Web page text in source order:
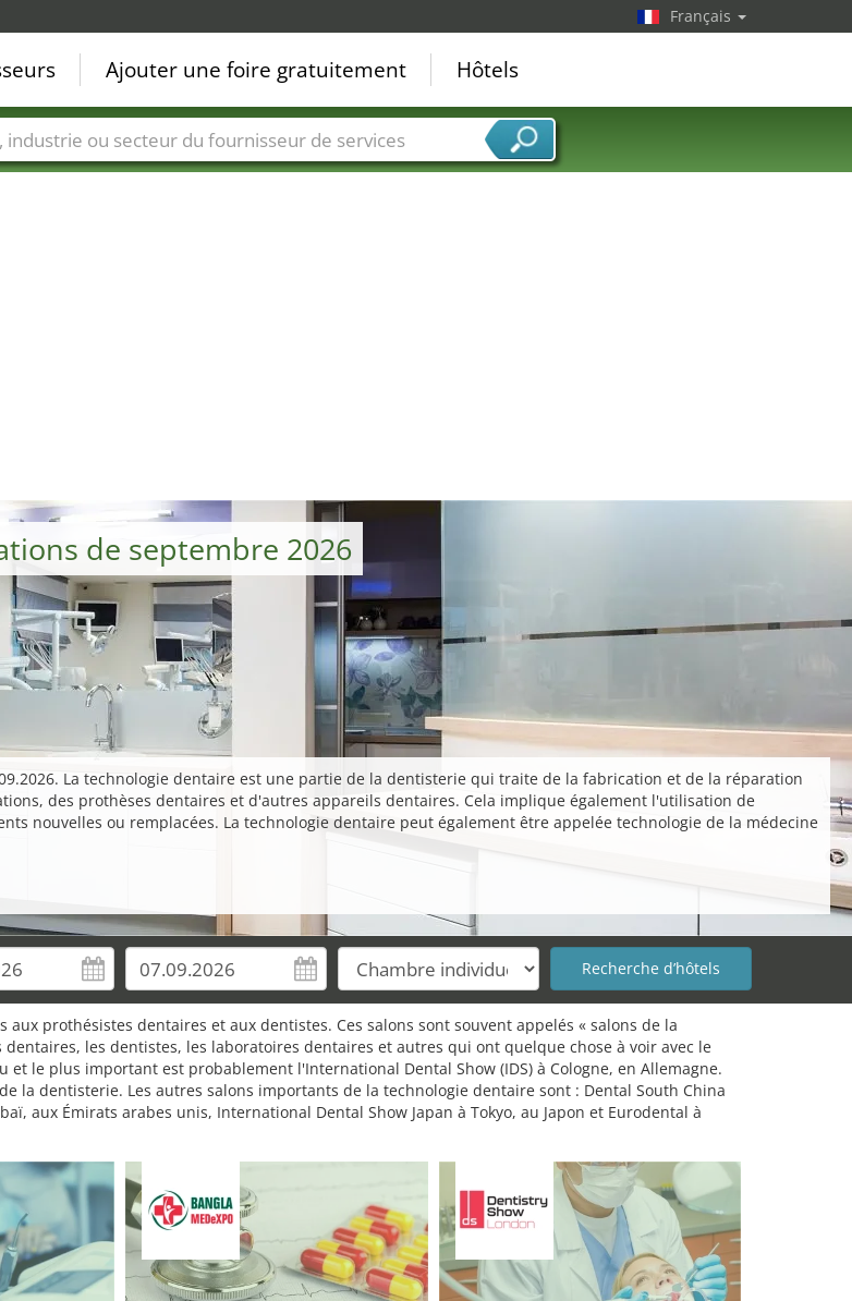
de septembre 2026
La technologie dentaire est une partie de la dentisterie qui traite de la fabrication et de la réparation
des prothèses dentaires et d'autres appareils dentaires. Cela implique également l'utilisation de
nouvelles ou remplacées. La technologie dentaire peut également être appelée technologie de la médecine
prothésistes dentaires et aux dentistes. Ces salons sont souvent appelés « salons de la
les dentistes, les laboratoires dentaires et autres qui ont quelque chose à voir avec le
le plus important est probablement l'International Dental Show (IDS) à Cologne, en Allemagne.
la dentisterie. Les autres salons importants de la technologie dentaire sont : Dental South China
aux Émirats arabes unis, International Dental Show Japan à Tokyo, au Japon et Eurodental à
Français
Ajouter une foire gratuitement Hôtels
de foire Secteurs du fournisseur de services